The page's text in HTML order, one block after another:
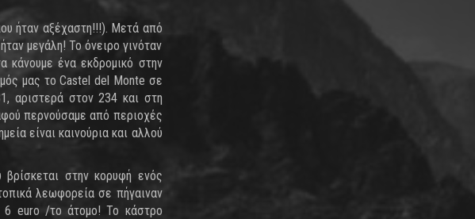
ήταν αξέχαστη!!!). Μετά από
μεγάλη! Το όνειρο γινόταν
κάνουμε ένα εκδρομικό στην
μας το Castel del Monte σε
αριστερά στον 234 και στη
περνούσαμε από περιοχές
είναι καινούρια και αλλού
στην κορυφή ενός
λεωφορεία σε πήγαιναν
euro /το άτομο! Το κάστρο